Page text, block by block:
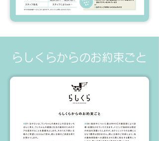
​らしくらからのお約束ごと